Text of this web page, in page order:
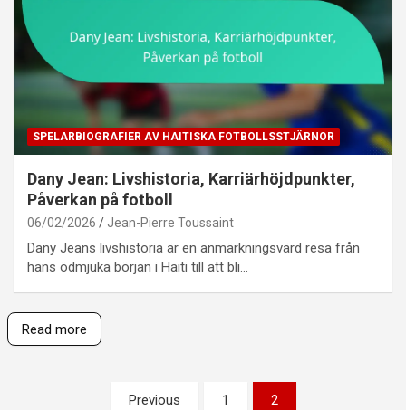
SPELARBIOGRAFIER AV HAITISKA FOTBOLLSSTJÄRNOR
Dany Jean: Livshistoria, Karriärhöjdpunkter,
Påverkan på fotboll
06/02/2026 Jean-Pierre Toussaint
Dany Jeans livshistoria är en anmärkningsvärd resa från
hans ödmjuka början i Haiti till att bli…
Read more
Previous 1 2